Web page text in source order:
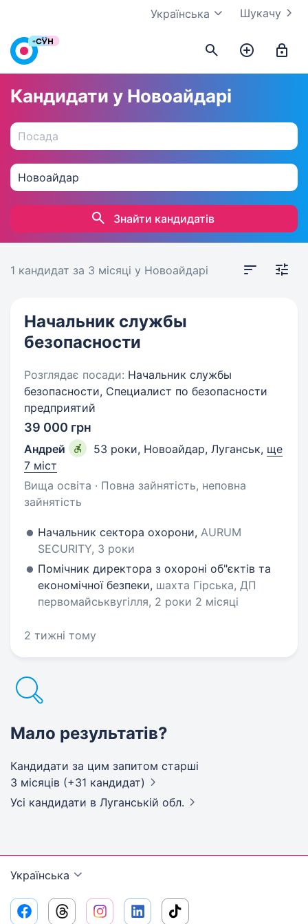
Шукачу
Українська
Кандидати у Новоайдарі
Знайти кандидатів
1 кандидат за 3 місяці у Новоайдарі
Начальник службы
безопасности
Розглядає посади: Начальник службы
безопасности, Специалист по безопасности
предприятий
39 000 грн
Андрей 53 роки, Новоайдар, Луганськ, ще
7 міст
Вища освіта · Повна зайнятість, неповна
зайнятість
Начальник сектора охорони, AURUM
SECURITY, 3 роки
Помічник директора з охороні об"єктів та
економічної безпеки, шахта Гірська, ДП
первомайськвугілля, 2 роки 2 місяці
2 тижні тому
Мало результатів?
Кандидати за цим запитом старші
3 місяців (+31 кандидат)
Усі кандидати в Луганській обл.
Українська